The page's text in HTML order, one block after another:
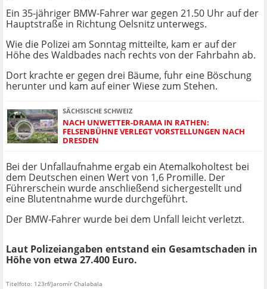
Ein 35-jähriger BMW-Fahrer war gegen 21.50 Uhr auf der
Hauptstraße in Richtung Oelsnitz unterwegs.
Wie die Polizei am Sonntag mitteilte, kam er auf der
Höhe des Waldbades nach rechts von der Fahrbahn ab.
Dort krachte er gegen drei Bäume, fuhr eine Böschung
herunter und kam auf einer Wiese zum Stehen.
SÄCHSISCHE SCHWEIZ
NACH UNWETTER-DRAMA IN RATHEN:
FELSENBÜHNE VERLEGT VORSTELLUNGEN NACH
DRESDEN
Bei der Unfallaufnahme ergab ein Atemalkoholtest bei
dem Deutschen einen Wert von 1,6 Promille. Der
Führerschein wurde anschließend sichergestellt und
eine Blutentnahme wurde durchgeführt.
Der BMW-Fahrer wurde bei dem Unfall leicht verletzt.
Laut Polizeiangaben entstand ein Gesamtschaden in
Höhe von etwa 27.400 Euro.
Titelfoto: 123rf/Jaromír Chalabala